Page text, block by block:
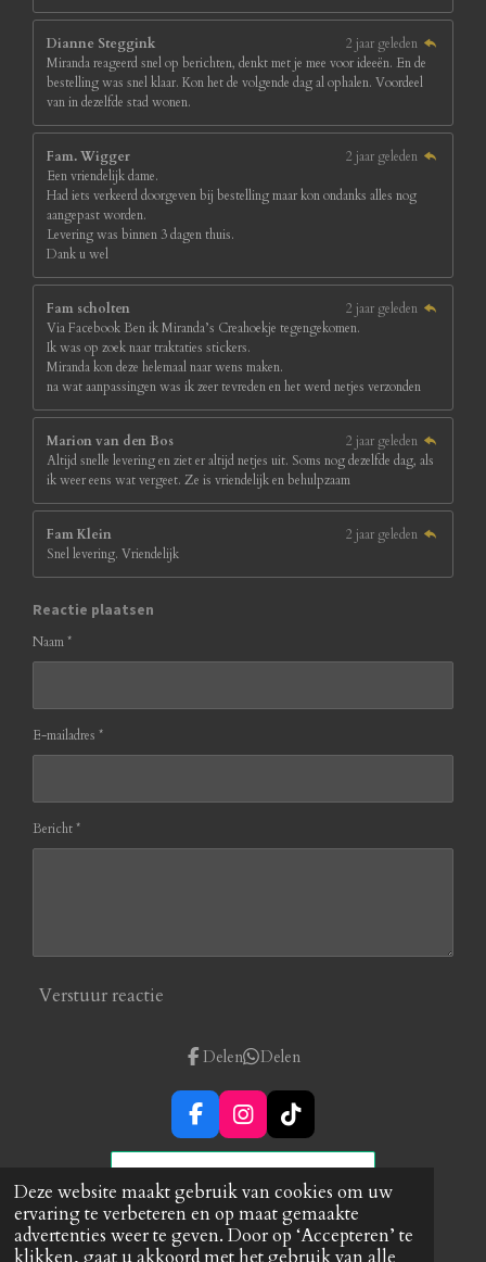
Deze website maakt gebruik van cookies om uw
ervaring te verbeteren en op maat gemaakte
advertenties weer te geven. Door op ‘Accepteren’ te
Dianne Steggink
2 jaar geleden
Miranda reageerd snel op berichten, denkt met je mee voor ideeën. En de
bestelling was snel klaar. Kon het de volgende dag al ophalen. Voordeel
van in dezelfde stad wonen.
Fam. Wigger
2 jaar geleden
Een vriendelijk dame.
Had iets verkeerd doorgeven bij bestelling maar kon ondanks alles nog
aangepast worden.
Levering was binnen 3 dagen thuis.
Dank u wel
Fam scholten
2 jaar geleden
Via Facebook Ben ik Miranda’s Creahoekje tegengekomen.
Ik was op zoek naar traktaties stickers.
Miranda kon deze helemaal naar wens maken.
na wat aanpassingen was ik zeer tevreden en het werd netjes verzonden
Marion van den Bos
2 jaar geleden
Altijd snelle levering en ziet er altijd netjes uit. Soms nog dezelfde dag, als
ik weer eens wat vergeet. Ze is vriendelijk en behulpzaam
Fam Klein
2 jaar geleden
Snel levering. Vriendelijk
Reactie plaatsen
Naam *
E-mailadres *
Bericht *
Verstuur reactie
Delen Delen
F
a
c
e
b
o
o
I
n
s
t
a
g
r
T
i
k
T
o
k
© 2021 Miranda's Creahoekje Neem gerust contact op voor verdere
vragen of informatie, dat kan peremail